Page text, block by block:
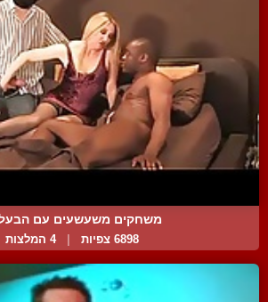
משחקים משעשעים עם
6898 צפיות 4 המלצות